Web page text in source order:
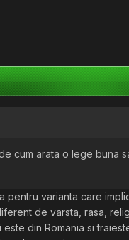
cum arata o lege buna
varianta care
de varsta, rasa,
din Romania si